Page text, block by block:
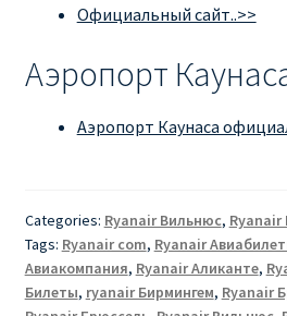
Официальный сайт..>>
Аэропорт
Аэропорт Каунаса
Categories: Ryanair Вильнюс, Ryanair
Tags: Ryanair com, Ryanair
Авиакомпания, Ryanair Аликанте,
Билеты, ryanair Бирмингем, Ryanair